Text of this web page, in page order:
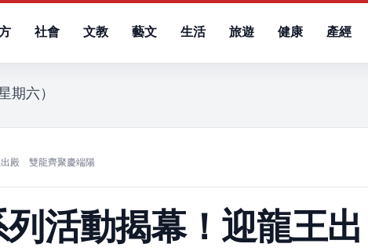
社會 文教 藝文 生活 旅遊 健康 產經
期六）
出殿 雙龍齊聚慶端陽
活動揭幕！迎龍王出